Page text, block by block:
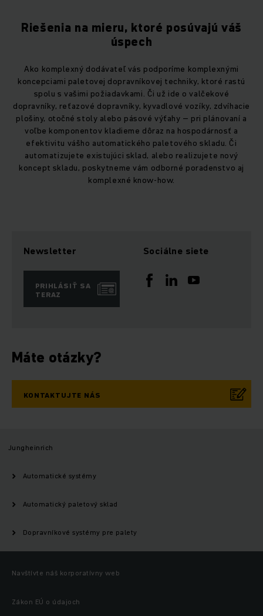
Riešenia na mieru, ktoré posúvajú váš
úspech
Ako komplexný dodávateľ vás podporíme komplexnými
koncepciami paletovej dopravníkovej techniky, ktoré rastú
spolu s vašimi požiadavkami. Či už ide o valčekové
dopravníky, reťazové dopravníky, kyvadlové vozíky, zdvíhacie
plošiny, otočné stoly alebo pásové výťahy – pri plánovaní a
voľbe komponentov kladieme dôraz na hospodárnosť a
efektivitu vášho automatického paletového skladu. Či
automatizujete existujúci sklad, alebo realizujete nový
koncept skladu, poskytneme vám odborné poradenstvo aj
komplexné know-how.
Newsletter
PRIHLÁSIŤ SA
TERAZ
Sociálne siete
Máte otázky?
KONTAKTUJTE NÁS
Jungheinrich
Automatické systémy
Automatický paletový sklad
Dopravníkové systémy pre palety
Navštívte náš korporatívny web
Zákon EÚ o údajoch